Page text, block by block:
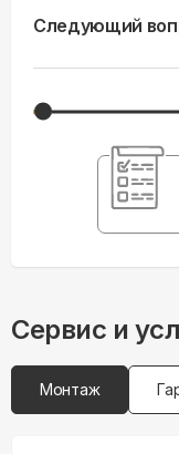
Следующий
Сервис и
Монтаж